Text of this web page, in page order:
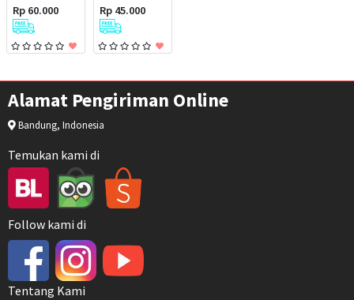
Rp 60.000 Rp 45.000
Alamat Pengiriman Online
Bandung, Indonesia
Temukan kami di
Follow kami di
Tentang Kami